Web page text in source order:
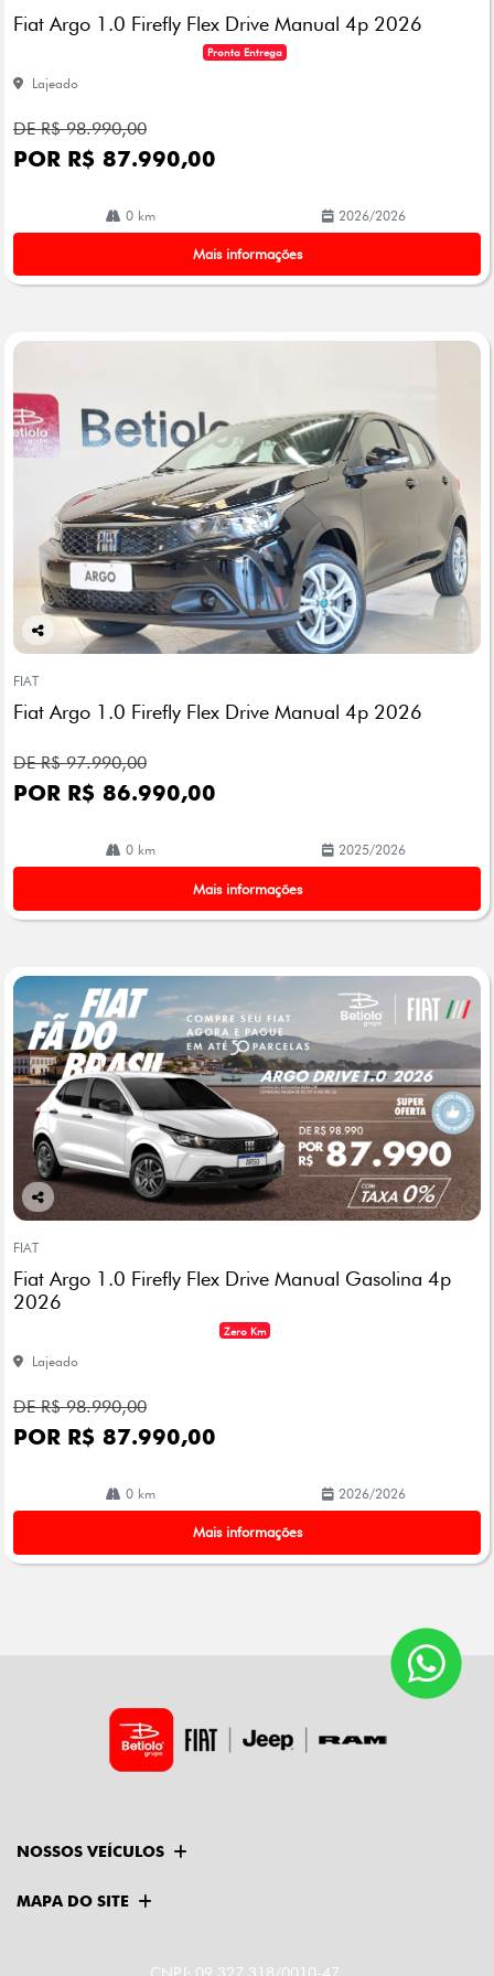
lhe
Fiat Argo 1.0 Firefly Flex Drive Manual 4p 2026
Pronta Entrega
Lajeado
DE R$ 98.990,00
POR R$ 87.990,00
0 km 2026/2026
Mais informações
Co
arti
lhe
FIAT
Fiat Argo 1.0 Firefly Flex Drive Manual 4p 2026
DE R$ 97.990,00
POR R$ 86.990,00
0 km 2025/2026
Mais informações
Co
arti
lhe
FIAT
Fiat Argo 1.0 Firefly Flex Drive Manual Gasolina 4p
2026
Zero Km
Lajeado
DE R$ 98.990,00
POR R$ 87.990,00
0 km 2026/2026
Mais informações
NOSSOS VEÍCULOS
MAPA DO SITE